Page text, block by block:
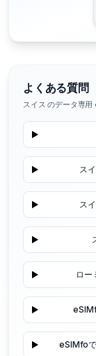
よくある質問
スイス のデータ専
ス
ス
ロー
eSIMfo